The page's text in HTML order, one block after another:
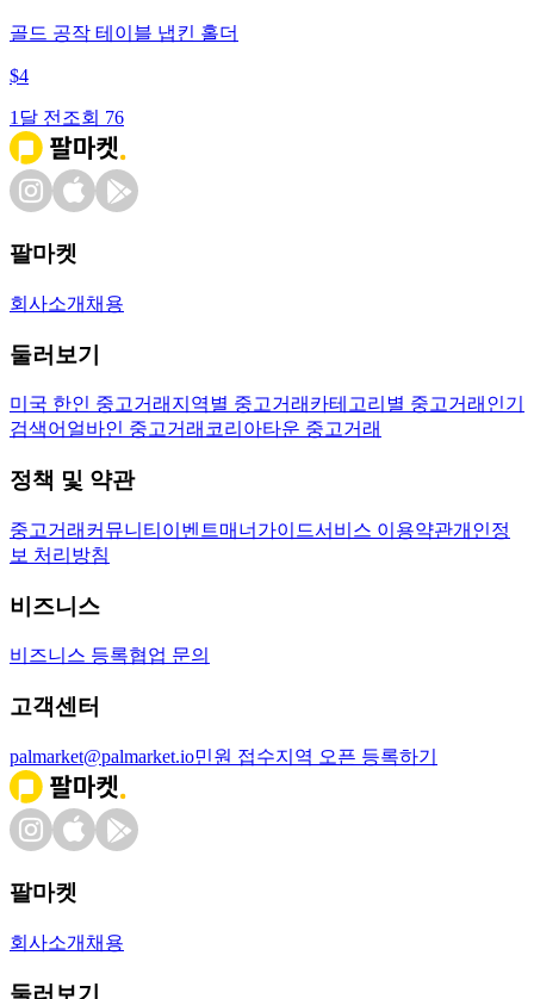
골드 공작 테이블 냅킨 홀더
$4
1달 전 조회 76
팔마켓
회사소개 채용
둘러보기
미국 한인 중고거래 지역별 중고거래 카테고리별 중고거래 인기
검색어 얼바인 중고거래 코리아타운 중고거래
정책 및 약관
중고거래 커뮤니티 이벤트매너가이드서비스 이용약관개인정
보 처리방침
비즈니스
비즈니스 등록협업 문의
고객센터
palmarket@palmarket.io민원 접수지역 오픈 등록하기
팔마켓
회사소개 채용
둘러보기